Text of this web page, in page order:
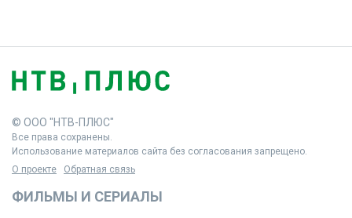
© ООО "НТВ-ПЛЮС"
Все права сохранены.
Использование материалов сайта без согласования запрещено.
О проекте
Обратная связь
ФИЛЬМЫ И СЕРИАЛЫ